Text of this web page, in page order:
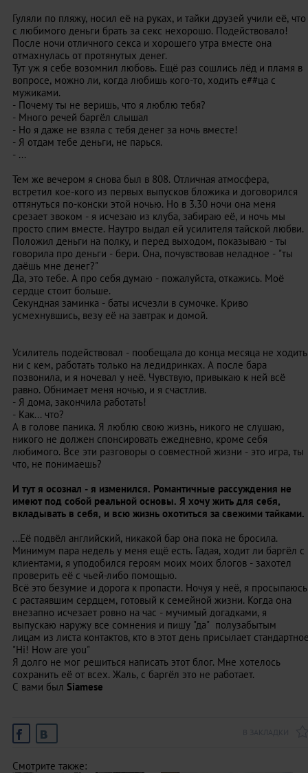
Гуляли по пляжу, носил её на руках, и тайки друзей учили её, что
с любимого деньги брать за секс нехорошо. Подействовало!
После ночи отличного секса и хорошего утра вместе она
отмахнулась от протянутых денег.
Тут уж я себе возомнил любовь. Ещё раз сошлись лёд и пламя в
вопросе, можно ли, когда любишь кого-то, ходить е##ца с
мужиками.
- Почему ты не веришь, что я люблю тебя?
- Много речей баргёл слышал
- Но я даже не взяла с тебя денег за ночь вместе!
- Я отдам тебе деньги, не парься.
- ...
Тем же вечером я снова был в 808. Отличная атмосфера,
встретил кое-кого из первых выпусков бложика и договорился
оттянуться по-конски этой ночью. Но в 3.30 ночи она меня
срезает звоком - я исчезаю из клуба, забираю её, и ночь мы
просто спим вместе. Наутро выдал ей усилителя тайской любви.
Положил деньги на полку, и перед выходом, показываю - ты
говорила про деньги - бери. Она, почувствовав неладное - "ты
даёшь мне денег?"
Да, это тебе. А про себя думаю - пожалуйста, откажись. Моё
сердце стоит больше.
Секундная заминка - баты исчезли в сумочке. Криво
усмехнувшись, везу её на завтрак и домой.
Усилитель подействовал - пообещала до конца месяца не ходить
ни с кем, работать только на ледидринках. А после бара
позвонила, и я ночевал у неё. Чувствую, привыкаю к ней всё
равно. Обнимает меня ночью, и я счастлив.
- Я дома, закончила работать!
- Как... что?
А в голове паника. Я люблю свою жизнь, никого не слушаю,
никого не должен спонсировать ежедневно, кроме себя
любимого. Все эти разговоры о совместной жизни - это игра, ты
что, не понимаешь?
И тут я осознал - я изменился. Романтичные рассуждения не
имеют под собой реальной основы. Я хочу жить для себя,
вкладывать в себя, и всю жизнь охотиться за свежими тайками.
...Её подвёл английский, никакой бар она пока не бросила.
Минимум пара недель у меня ещё есть. Гадая, ходит ли баргёл с
клиентами, я уподобился героям моих моих блогов - захотел
проверить её с чьей-либо помощью.
Всё это безумие и дорога к пропасти. Ночуя у неё, я просыпаюсь
с растаявшим сердцем, готовый к семейной жизни. Когда она
внезапно исчезает ровно на час - мучимый догадками, я
выпускаю наружу все сомнения и пишу "да" полузабытым
лицам из листа контактов, кто в этот день присылает
"Hi! How are you"
Я долго не мог решиться написать этот блог. Мне хотелось
сохранить её от всех. Жаль, с баргёл это не работает.
С вами был Siamese
Смотрите также: